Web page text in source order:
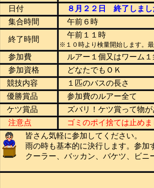
日付
８月２２日 終了しまし
集合時間
午前６時
終了時間
午前１１時
※１０時より検量開始します。
参加費 ルアー１個又はワーム１
参加資格
どなたでもＯＫ
競技内容
１匹のバスの長さ
優勝賞品
参加費のルアー全て
ケツ賞品
ズバリ！ケツ賞って物が
注意点
ゴミのポイ捨ては止めま
皆さん気軽に参加してください。
雨の時も基本的に決行します。参加
クーラー、バッカン、バケツ、ビニ